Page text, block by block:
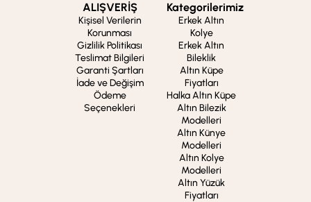
ALIŞVERİŞ
Kişisel Verilerin
Korunması
Gizlilik Politikası
Teslimat Bilgileri
Garanti Şartları
İade ve Değişim
Ödeme
Seçenekleri
Kategorilerimiz
Erkek Altın
Kolye
Erkek Altın
Bileklik
Altın Küpe
Fiyatları
Halka Altın Küpe
Altın Bilezik
Modelleri
Altın Künye
Modelleri
Altın Kolye
Modelleri
Altın Yüzük
Fiyatları